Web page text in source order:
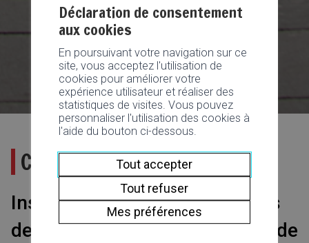
Cirque Arena : Stage d’été
Inscrivez vos petits aux stages
de cirque proposés par l'Ecole de
Déclaration de consentement
aux cookies
En poursuivant votre navigation sur ce
site, vous acceptez l'utilisation de
cookies pour améliorer votre
expérience utilisateur et réaliser des
statistiques de visites. Vous pouvez
personnaliser l'utilisation des cookies à
l'aide du bouton ci-dessous.
Tout accepter
Tout refuser
Mes préférences